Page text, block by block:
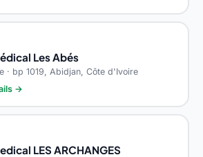
Les Abés
· bp 1019, Abidjan, Côte d'Ivoire
→
LES ARCHANGES